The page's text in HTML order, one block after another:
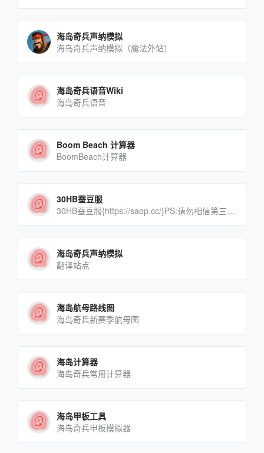
海岛奇兵声纳模拟
海岛奇兵声纳模拟（魔法外站）
海岛奇兵语音Wiki
海岛奇兵语音
Boom Beach 计算器
BoomBeach计算器
30HB蚕豆服
30HB蚕豆服{https://saop.cc/}PS:请勿相信第三方倒卖行为，该服免费
海岛奇兵声纳模拟
翻译站点
海岛航母路线图
海岛奇兵新赛季航母图
海岛计算器
海岛奇兵常用计算器
海岛甲板工具
海岛奇兵甲板模拟器